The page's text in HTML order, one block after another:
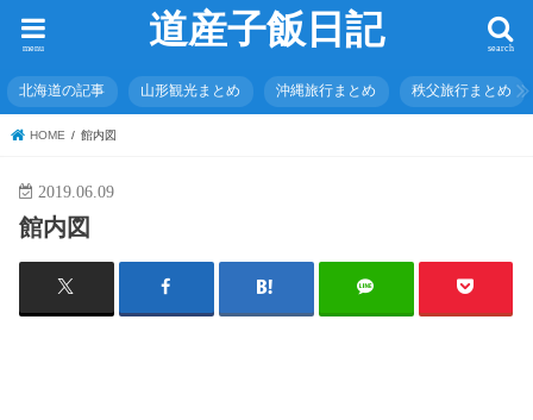
道産子飯日記 search
menu
北海道の記事 山形観光まとめ 沖縄旅行まとめ 秩父旅行まとめ
HOME 館内図
2019.06.09
館内図